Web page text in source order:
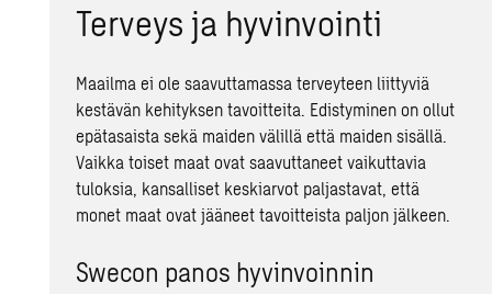
Terveys ja hyvinvointi
Maailma ei ole saavuttamassa terveyteen liittyviä
kestävän kehityksen tavoitteita. Edistyminen on ollut
epätasaista sekä maiden välillä että maiden sisällä.
Vaikka toiset maat ovat saavuttaneet vaikuttavia
tuloksia, kansalliset keskiarvot paljastavat, että
monet maat ovat jääneet tavoitteista paljon jälkeen.
Swecon panos hyvinvoinnin